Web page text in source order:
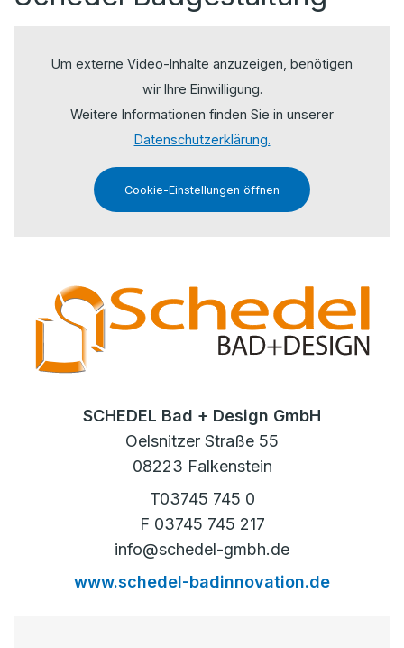
Um externe Video-Inhalte anzuzeigen, benötigen
wir Ihre Einwilligung.
Weitere Informationen finden Sie in unserer
Datenschutzerklärung.
Cookie-Einstellungen öffnen
SCHEDEL Bad + Design GmbH
Oelsnitzer Straße 55
08223 Falkenstein
T03745 745 0
F 03745 745 217
info@schedel-gmbh.de
www.schedel-badinnovation.de